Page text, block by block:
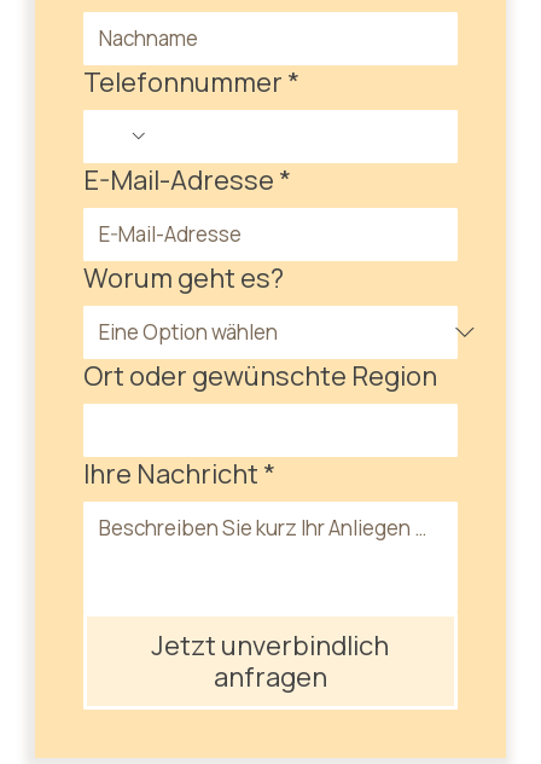
Telefonnummer *
E-Mail-Adresse *
Worum geht es?
Ort oder gewünschte Region
Ihre Nachricht *
Jetzt unverbindlich
anfragen